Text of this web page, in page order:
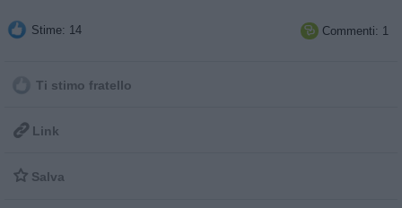
Stime: 14  Commenti: 1
Ti stimo fratello
 Link
 Salva